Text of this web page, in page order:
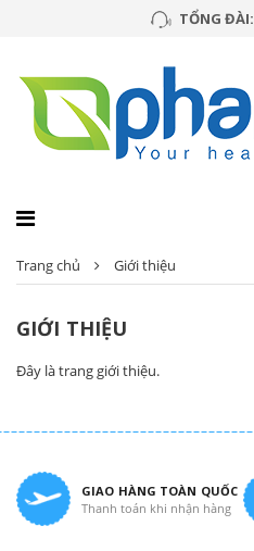
TỔNG ĐÀI:
Trang chủ Giới thiệu
GIỚI THIỆU
Đây là trang giới thiệu.
GIAO HÀNG TOÀN QUỐC
Thanh toán khi nhận hàng